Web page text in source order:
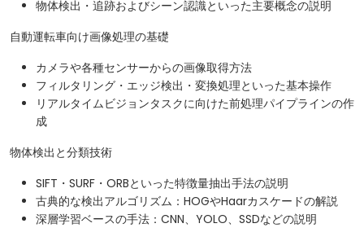
物体検出・追跡およびシーン認識といった主要概念の説明
自動運転車向け画像処理の基礎
カメラや各種センサーからの画像取得方法
フィルタリング・エッジ検出・変換処理といった基本操作
リアルタイムビジョンタスクに向けた前処理パイプラインの作
成
物体検出と分類技術
SIFT・SURF・ORBといった特徴量抽出手法の説明
古典的な検出アルゴリズム：HOGやHaarカスケードの解説
深層学習ベースの手法：CNN、YOLO、SSDなどの説明